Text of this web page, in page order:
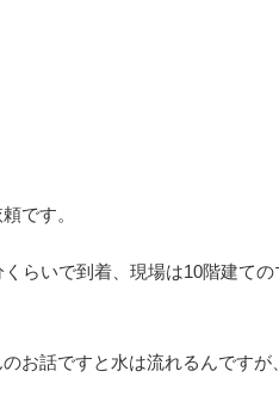
です。
らいで到着、現場は10階建て
お話ですと水は流れるんです